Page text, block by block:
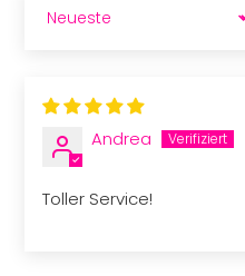
SORT BY
Andrea
Toller Service!